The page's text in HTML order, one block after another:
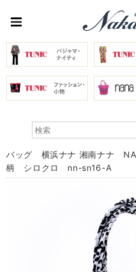
バッグ 横浜ナナ 湘南ナナ
柄 シロクロ nn-sn16-A